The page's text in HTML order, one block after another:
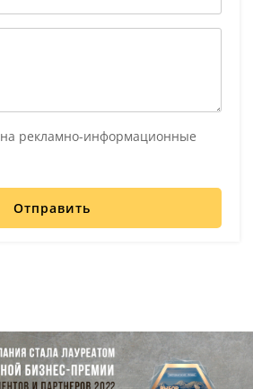
на рекламно-информационные
Отправить